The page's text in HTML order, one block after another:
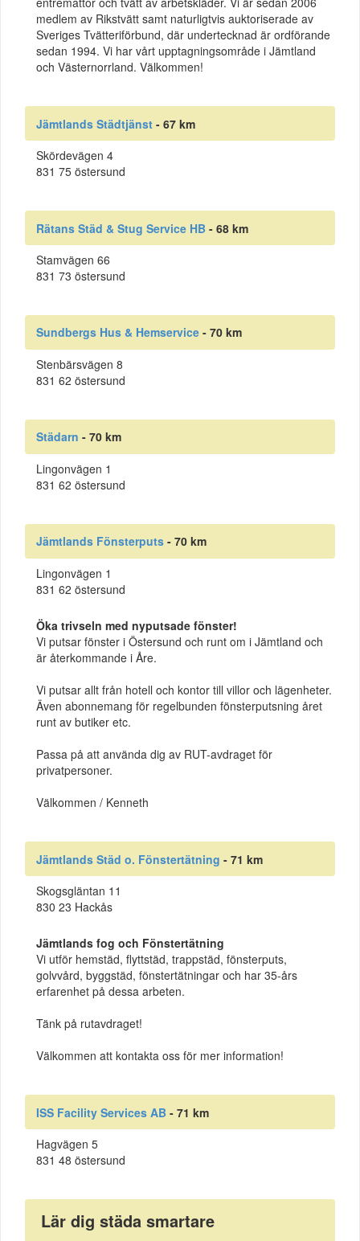
medlem av Rikstvätt samt naturligtvis auktoriserade av
Sveriges Tvätteriförbund, där undertecknad är ordförande
sedan 1994. Vi har vårt upptagningsområde i Jämtland
och Västernorrland. Välkommen!
Jämtlands Städtjänst - 67 km
Skördevägen 4
831 75 östersund
Rätans Städ & Stug Service HB - 68 km
Stamvägen 66
831 73 östersund
Sundbergs Hus & Hemservice - 70 km
Stenbärsvägen 8
831 62 östersund
Städarn - 70 km
Lingonvägen 1
831 62 östersund
Jämtlands Fönsterputs - 70 km
Lingonvägen 1
831 62 östersund
Öka trivseln med nyputsade fönster!
Vi putsar fönster i Östersund och runt om i Jämtland och
är återkommande i Åre.
Vi putsar allt från hotell och kontor till villor och lägenheter.
Även abonnemang för regelbunden fönsterputsning året
runt av butiker etc.
Passa på att använda dig av RUT-avdraget för
privatpersoner.
Välkommen / Kenneth
Jämtlands Städ o. Fönstertätning - 71 km
Skogsgläntan 11
830 23 Hackås
Jämtlands fog och Fönstertätning
Vi utför hemstäd, flyttstäd, trappstäd, fönsterputs,
golvvård, byggstäd, fönstertätningar och har 35-års
erfarenhet på dessa arbeten.
Tänk på rutavdraget!
Välkommen att kontakta oss för mer information!
ISS Facility Services AB - 71 km
Hagvägen 5
831 48 östersund
Lär dig städa smartare